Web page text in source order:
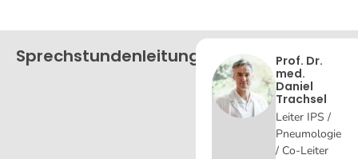
Sprechstundenleitung
Prof. Dr.
med.
Daniel
Trachsel
Leiter IPS /
Pneumologie
/ Co-Leiter